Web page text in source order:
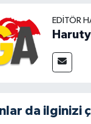
EDITÖR
da ilginizi